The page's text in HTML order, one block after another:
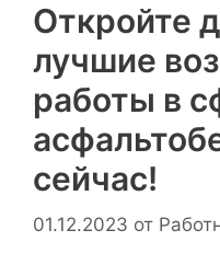
Откройте
лучшие
работы в
сейчас!
01.12.2023 от